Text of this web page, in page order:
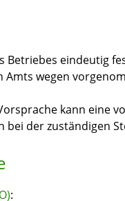
Betriebes eindeutig
Amts wegen
kann eine
bei der zuständigen
: